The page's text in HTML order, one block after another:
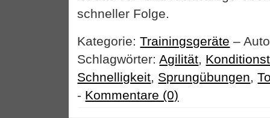
schneller Folge.
Kategorie:Trainingsgeräte –
Schlagwörter:Agilität,
Schnelligkeit, Sprungübungen,
- Kommentare (0)